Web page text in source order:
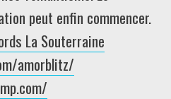
peut enfin commencer.
La Souterraine
amorblitz/